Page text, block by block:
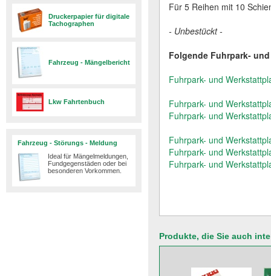
Druckerpapier für digitale
Tachographen
Fahrzeug - Mängelbericht
Lkw Fahrtenbuch
Fahrzeug - Störungs - Meldung
Ideal für Mängelmeldungen,
Fundgegenstäden oder bei
besonderen Vorkommen.
Für 5 Reihen mit 10
- Unbestückt -
Folgende Fuhrpark-
Fuhrpark- und
Fuhrpark- und
Fuhrpark- und
Fuhrpark- und
Fuhrpark- und
Fuhrpark- und
Produkte, die Sie auch